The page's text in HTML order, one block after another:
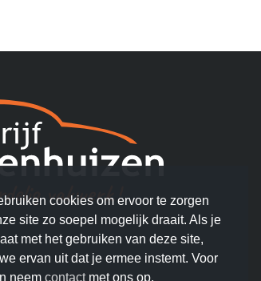
cookies om ervoor te zorgen
site zo soepel mogelijk draait. Als je
met het gebruiken van deze site,
ervan uit dat je ermee instemt. Voor
neem contactmet ons op.